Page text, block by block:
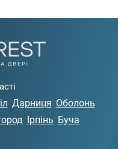
Дарниця Оболонь
Ірпінь Буча